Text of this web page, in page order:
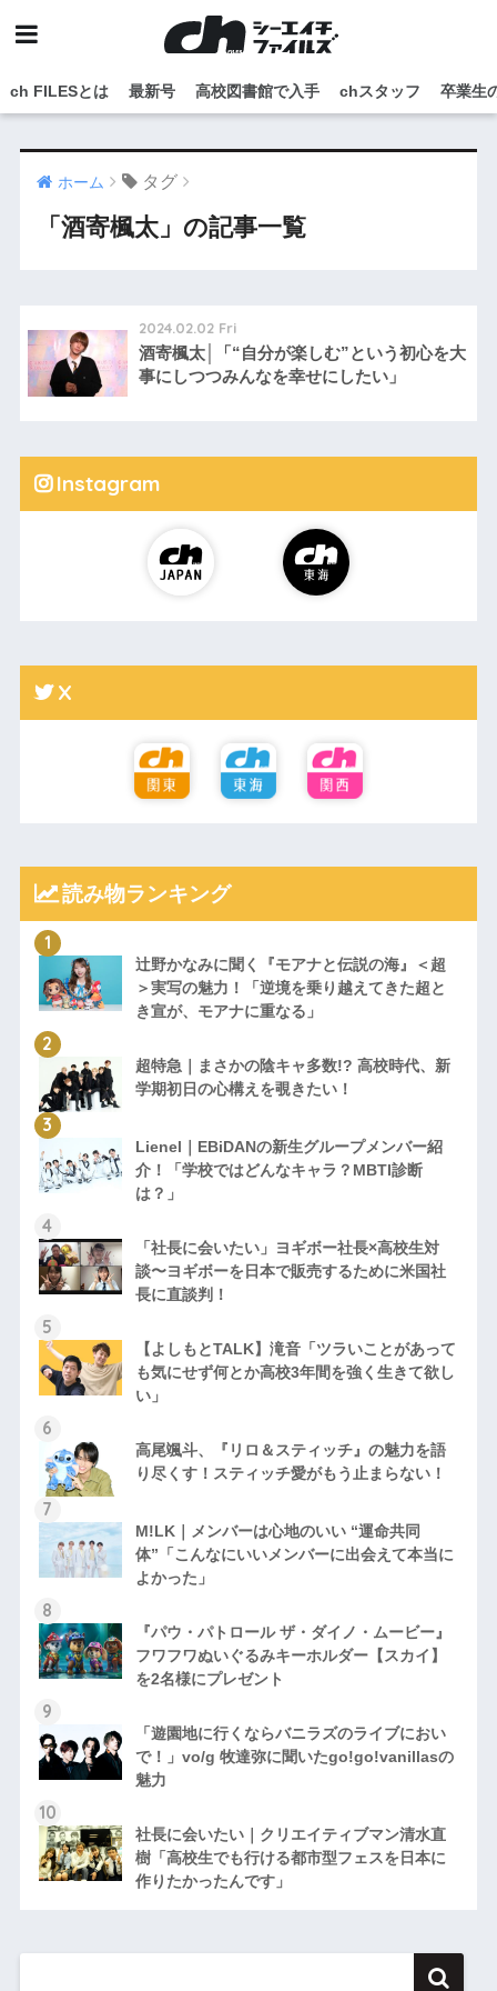
ch FILESとは 最新号 高校図書館で入手 chスタッフ 卒業生
ホーム タグ
「酒寄楓太」の記事一覧
2024.02.02 Fri
酒寄楓太│「“自分が楽しむ”という初心を大
事にしつつみんなを幸せにしたい」
Instagram
X
読み物ランキング
辻野かなみに聞く『モアナと伝説の海』＜超
＞実写の魅力！「逆境を乗り越えてきた超と
き宣が、モアナに重なる」
超特急｜まさかの陰キャ多数!? 高校時代、新
学期初日の心構えを覗きたい！
Lienel｜EBiDANの新生グループメンバー紹
介！「学校ではどんなキャラ？MBTI診断
は？」
「社長に会いたい」ヨギボー社長×高校生対
談〜ヨギボーを日本で販売するために米国社
長に直談判！
【よしもとTALK】滝音「ツラいことがあって
も気にせず何とか高校3年間を強く生きて欲し
い」
高尾颯斗、『リロ＆スティッチ』の魅力を語
り尽くす！スティッチ愛がもう止まらない！
M!LK｜メンバーは心地のいい “運命共同
体”「こんなにいいメンバーに出会えて本当に
よかった」
『パウ・パトロール ザ・ダイノ・ムービー』
フワフワぬいぐるみキーホルダー【スカイ】
を2名様にプレゼント
「遊園地に行くならバニラズのライブにおい
で！」vo/g 牧達弥に聞いたgo!go!vanillasの
魅力
社長に会いたい｜クリエイティブマン清水直
樹「高校生でも行ける都市型フェスを日本に
作りたかったんです」